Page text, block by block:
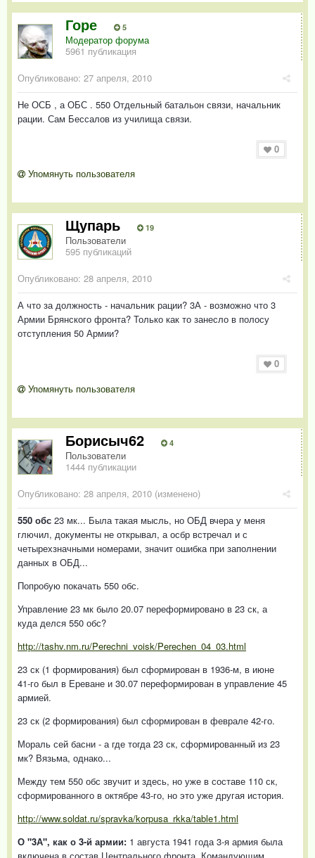
Горе 5
Модератор форума
5961 публикация
Опубликовано: 27 апреля, 2010
Не ОСБ , а ОБС . 550 Отдельный батальон связи, начальник
рации. Сам Бессалов из училища связи.
0
Упомянуть пользователя
Щупарь 19
Пользователи
595 публикаций
Опубликовано: 28 апреля, 2010
А что за должность - начальник рации? 3А - возможно что 3
Армии Брянского фронта? Только как то занесло в полосу
отступления 50 Армии?
0
Упомянуть пользователя
Борисыч62 4
Пользователи
1444 публикации
Опубликовано: 28 апреля, 2010 (изменено)
550 обс 23 мк... Была такая мысль, но ОБД вчера у меня
глючил, документы не открывал, а осбр встречал и с
четырехзначными номерами, значит ошибка при заполнении
данных в ОБД...
Попробую покачать 550 обс.
Управление 23 мк было 20.07 переформировано в 23 ск, а
куда делся 550 обс?
http://tashv.nm.ru/Perechni_voisk/Perechen_04_03.html
23 ск (1 формирования) был сформирован в 1936-м, в июне
41-го был в Ереване и 30.07 переформирован в управление 45
армией.
23 ск (2 формирования) был сформирован в феврале 42-го.
Мораль сей басни - а где тогда 23 ск, сформированный из 23
мк? Вязьма, однако...
Между тем 550 обс звучит и здесь, но уже в составе 110 ск,
сформированного в октябре 43-го, но это уже другая история.
http://www.soldat.ru/spravka/korpusa_rkka/table1.html
О "3А", как о 3-й армии: 1 августа 1941 года 3-я армия была